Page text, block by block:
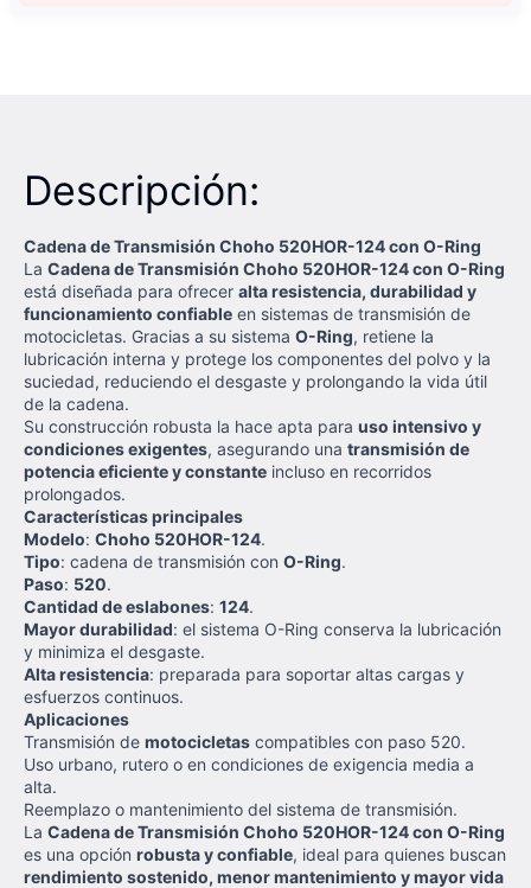
Descripción:
Cadena de Transmisión Choho 520HOR-124 con O-Ring
La Cadena de Transmisión Choho 520HOR-124 con O-Ring
está diseñada para ofrecer alta resistencia, durabilidad y
funcionamiento confiable en sistemas de transmisión de
motocicletas. Gracias a su sistema O-Ring, retiene la
lubricación interna y protege los componentes del polvo y la
suciedad, reduciendo el desgaste y prolongando la vida útil
de la cadena.
Su construcción robusta la hace apta para uso intensivo y
condiciones exigentes, asegurando una transmisión de
potencia eficiente y constante incluso en recorridos
prolongados.
Características principales
Modelo: Choho 520HOR-124.
Tipo: cadena de transmisión con O-Ring.
Paso: 520.
Cantidad de eslabones: 124.
Mayor durabilidad: el sistema O-Ring conserva la lubricación
y minimiza el desgaste.
Alta resistencia: preparada para soportar altas cargas y
esfuerzos continuos.
Aplicaciones
Transmisión de motocicletas compatibles con paso 520.
Uso urbano, rutero o en condiciones de exigencia media a
alta.
Reemplazo o mantenimiento del sistema de transmisión.
La Cadena de Transmisión Choho 520HOR-124 con O-Ring
es una opción robusta y confiable, ideal para quienes buscan
rendimiento sostenido, menor mantenimiento y mayor vida